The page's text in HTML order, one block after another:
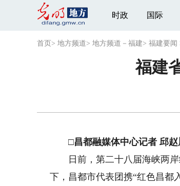
时政 国际
首页 > 地方频道> 地方频道－福建> 福建要闻
福建
□昌都融媒体中心记者 邱赵
日前，第二十八届海峡两岸
下，昌都市代表团携“红色昌都